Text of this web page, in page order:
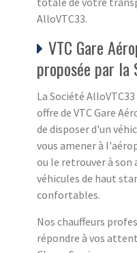
AlloVTC33.
VTC Gare
proposée par la
La Société
offre de VTC Gare
de disposer d'un
vous amener à
ou le retrouver à son
véhicules de haut
confortables.
Nos chauffeurs
répondre à vos